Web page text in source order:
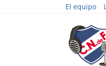
El equipo